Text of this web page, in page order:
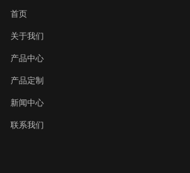
首页
关于我们
产品中心
产品定制
新闻中心
联系我们